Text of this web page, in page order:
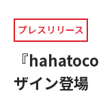
プレスリリース
『
ザイン登場